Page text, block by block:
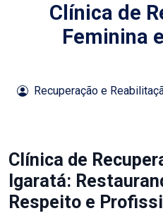
Clínica de
Feminina
Recuperação e
Clínica de
Igaratá:
Respeito e